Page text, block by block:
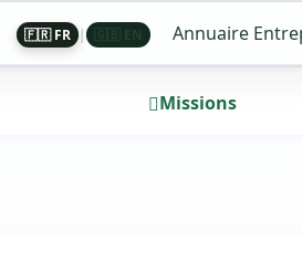
🇫🇷 FR | Annuaire
Missions